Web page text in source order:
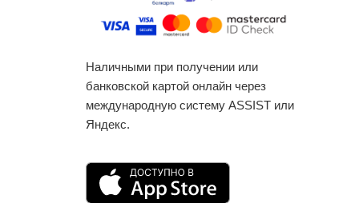
Наличными при получении или
банковской картой онлайн через
международную систему ASSIST или
Яндекс.